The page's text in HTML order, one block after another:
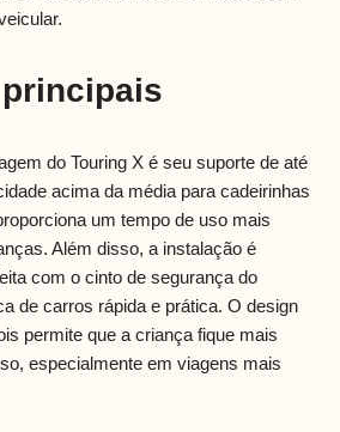
do Touring X é seu suporte de até
acima da média para cadeirinhas
um tempo de uso mais
Além disso, a instalação é
com o cinto de segurança do
de carros rápida e prática. O design
permite que a criança fique mais
especialmente em viagens mais